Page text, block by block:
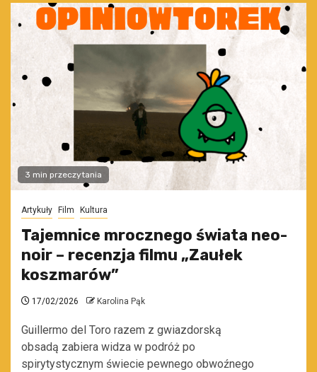
3 min przeczytania
Artykuły Film Kultura
Tajemnice mrocznego świata neo-
noir – recenzja filmu „Zaułek
koszmarów”
17/02/2026 Karolina Pąk
Guillermo del Toro razem z gwiazdorską
obsadą zabiera widza w podróż po
spirytystycznym świecie pewnego obwoźnego